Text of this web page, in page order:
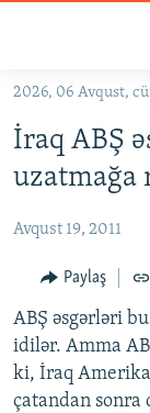
Əsas
qayıt
Əsas
qayıt
#İZAHLA
#ƏSLINDƏ
FƏRQƏ BAX
QANUNI DOĞRU
ARAŞDIRMA
MULTIMEDIA
2026, 06 Avqust,
İraq ABŞ
uzatmağa
Avqust 19, 2011
Paylaş
ABŞ əsgərləri
idilər. Amma
ki, İraq
çatandan sonra